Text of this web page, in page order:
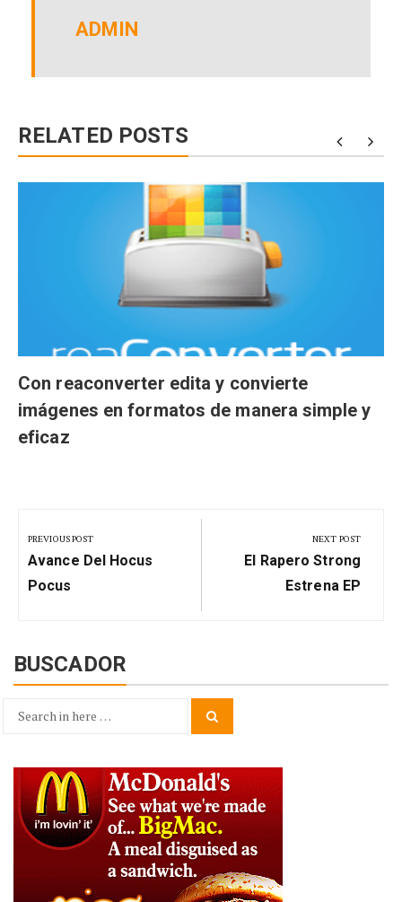
ADMIN
RELATED POSTS
Con reaconverter edita y convierte
imágenes en formatos de manera simple y
eficaz
de
entradas
PREVIOUS POST
Previous
Post:
Avance Del Hocus
Pocus
NEXT POST
Next
El Rapero Strong
Estrena EP
BUSCADOR
Search